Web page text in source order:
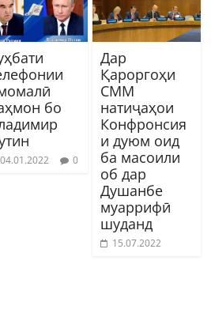
бо
04.01.2022 0
Дар
Қароргоҳи
СММ
натиҷаҳои
Конфронсия
и дуюм оид
ба масоили
об дар
Душанбе
муаррифӣ
шуданд
15.07.2022